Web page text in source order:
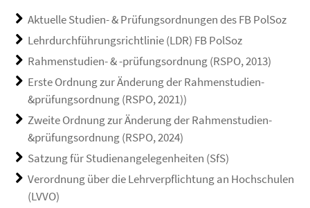
Aktuelle Studien- & Prüfungsordnungen des FB PolSoz
Lehrdurchführungsrichtlinie (LDR) FB PolSoz
Rahmenstudien- & -prüfungsordnung (RSPO, 2013)
Erste Ordnung zur Änderung der Rahmenstudien-
&prüfungsordnung (RSPO, 2021))
Zweite Ordnung zur Änderung der Rahmenstudien-
&prüfungsordnung (RSPO, 2024)
Satzung für Studienangelegenheiten (SfS)
Verordnung über die Lehrverpflichtung an Hochschulen
(LVVO)